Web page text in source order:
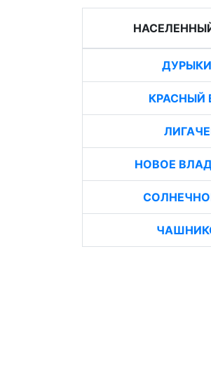
КРАСНЫЙ
НОВОЕ